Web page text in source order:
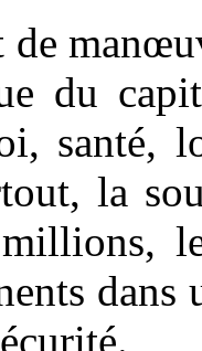
de
du
santé,
la
dans